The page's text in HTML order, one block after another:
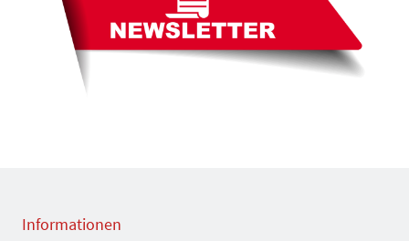
Informationen